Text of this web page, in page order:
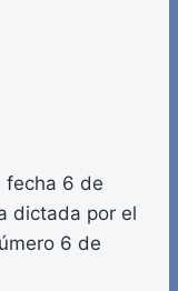
fecha 6 de
dictada por el
6 de